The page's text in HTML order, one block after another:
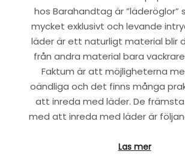
hos Barahandtag är ”läderöglor”
mycket exklusivt och levande
läder är ett naturligt material blir
från andra material bara
Faktum är att möjligheterna
oändliga och det finns många
att inreda med läder. De
med att inreda med läder är